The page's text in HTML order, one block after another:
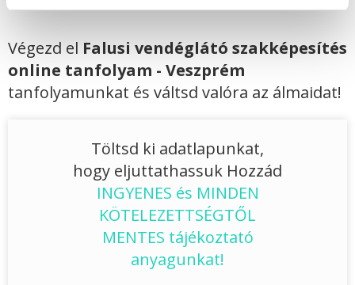
Végezd el Falusi vendéglátó szakképesítés
online tanfolyam - Veszprém
tanfolyamunkat és váltsd valóra az álmaidat!
Töltsd ki adatlapunkat,
hogy eljuttathassuk Hozzád
INGYENES és MINDEN
KÖTELEZETTSÉGTŐL
MENTES tájékoztató
anyagunkat!